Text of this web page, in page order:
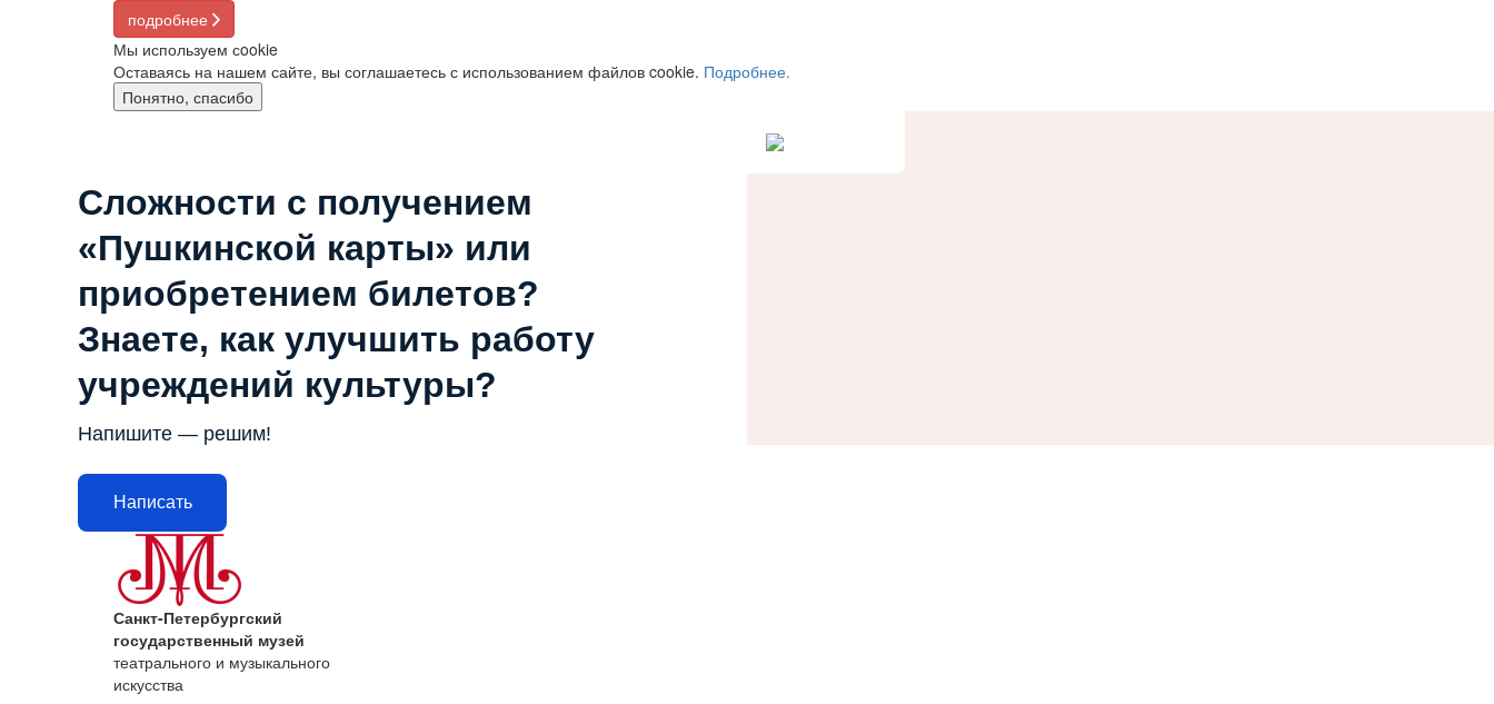
подробнее
Мы используем сookie
Оставаясь на нашем сайте, вы соглашаетесь с использованием файлов cookie. Подробнее.
Понятно, спасибо
Сложности с получением
«Пушкинской карты» или
приобретением билетов?
Знаете, как улучшить работу
учреждений культуры?
Напишите — решим!
Написать
Санкт-Петербургский
государственный музей
театрального и музыкального
искусства